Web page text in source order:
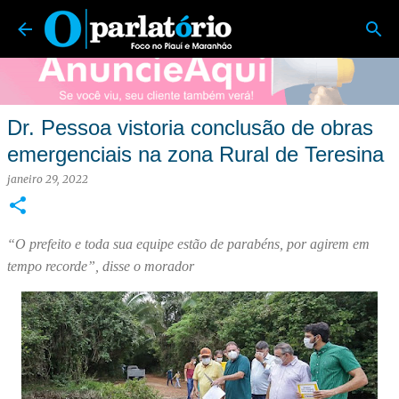
Pular para o conteúdo principal
O Parlatório | Foco no Piauí e Maranhão
Dr. Pessoa vistoria conclusão de obras
emergenciais na zona Rural de Teresina
janeiro 29, 2022
“O prefeito e toda sua equipe estão de parabéns, por agirem em
tempo recorde”, disse o morador